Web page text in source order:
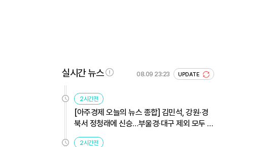
실시간 뉴스 08.09 23:23 UPDATE
2시간전
[아주경제 오늘의 뉴스 종합] 김민석, 강원·경
북서 정청래에 신승…부울경·대구 제외 모두 웃
었다 外
2시간전